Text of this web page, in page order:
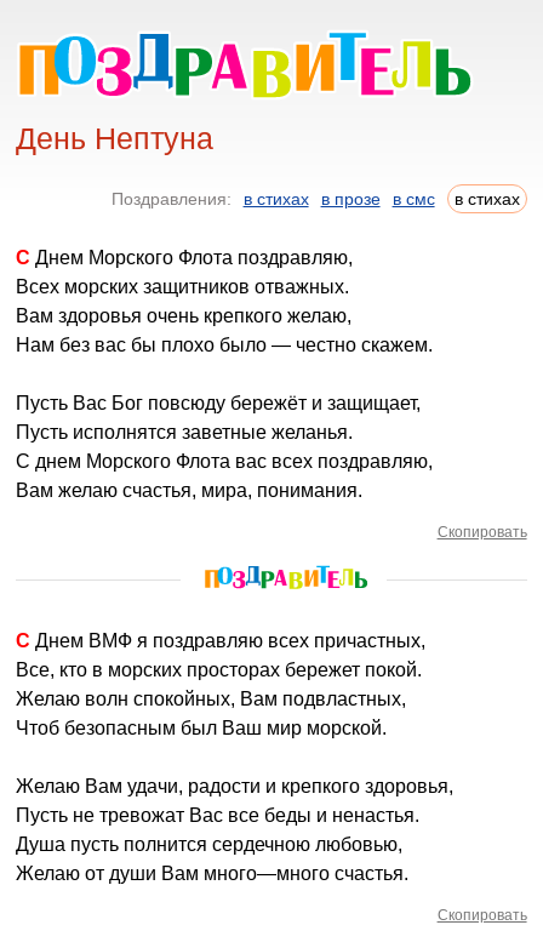
День Нептуна
Поздравления: в стихах в прозе в смс в стихах
С Днем Морского Флота поздравляю,
Всех морских защитников отважных.
Вам здоровья очень крепкого желаю,
Нам без вас бы плохо было — честно скажем.
Пусть Вас Бог повсюду бережёт и защищает,
Пусть исполнятся заветные желанья.
С днем Морского Флота вас всех поздравляю,
Вам желаю счастья, мира, понимания.
Скопировать
С Днем ВМФ я поздравляю всех причастных,
Все, кто в морских просторах бережет покой.
Желаю волн спокойных, Вам подвластных,
Чтоб безопасным был Ваш мир морской.
Желаю Вам удачи, радости и крепкого здоровья,
Пусть не тревожат Вас все беды и ненастья.
Душа пусть полнится сердечною любовью,
Желаю от души Вам много—много счастья.
Скопировать